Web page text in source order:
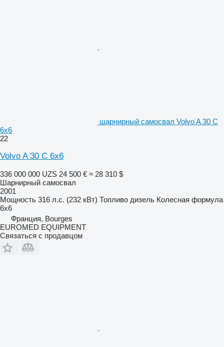
шарнирный самосвал Volvo A 30 C
6x6
22
Volvo A 30 C 6x6
336 000 000 UZS 24 500 € ≈ 28 310 $
Шарнирный самосвал
2001
Мощность 316 л.с. (232 кВт) Топливо дизель Колесная формула
6x6
Франция, Bourges
EUROMED EQUIPMENT
Связаться с продавцом